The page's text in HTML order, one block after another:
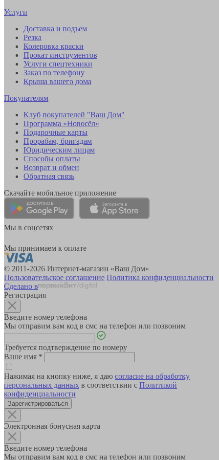
Услуги
Доставка и подъем
Резка
Колеровка краски
Прокат инструментов
Услуги спецтехники
Заказ по телефону
Крыша вашего дома
Покупателям
Клуб покупателей "Ваш Дом"
Программа «Новосёл»
Подарочные карты
Прорабам, бригадам
Юридическим лицам
Способы оплаты
Возврат и обмен
Обратная связь
Скачайте мобильное приложение
Мы в соцсетях
Мы принимаем к оплате
© 2011-2026 Интернет-магазин «Ваш Дом»
Пользовательское соглашение Политика конфиденциальности
Сделано в
Регистрация
Введите номер телефона
Мы отправим вам код в смс на телефон или позвоним
Требуется подтверждение по номеру
Ваше имя *
Нажимая на кнопку ниже, я даю согласие на обработку
персональных данных в соответствии с Политикой
конфиденциальности
Зарегистрироваться
Электронная бонусная карта
Введите номер телефона
Мы отправим вам код в смс на телефон или позвоним